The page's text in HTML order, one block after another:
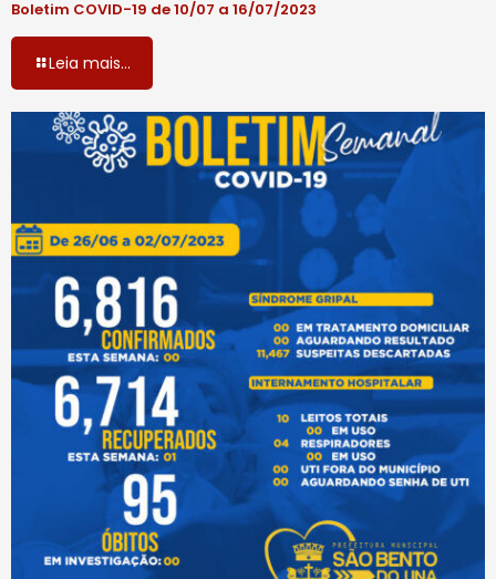
Boletim COVID-19 de 10/07 a 16/07/2023
Leia mais...